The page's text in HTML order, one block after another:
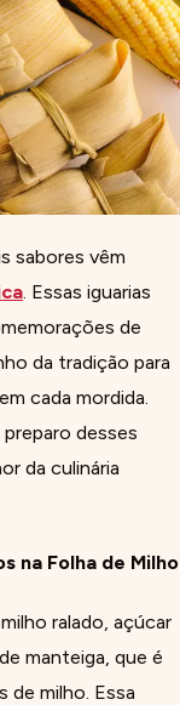
sabores vêm
. Essas iguarias
de
da tradição para
cada mordida.
desses
da culinária
na Folha de Milho
ralado, açúcar
manteiga, que é
de milho. Essa